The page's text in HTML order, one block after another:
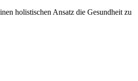
holistischen Ansatz die Gesundheit zu